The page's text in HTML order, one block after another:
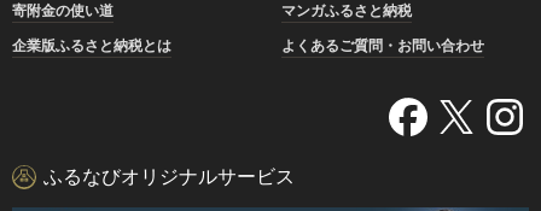
寄附金の使い道
マンガふるさと納税
企業版ふるさと納税とは
よくあるご質問・お問い合わせ
ふるなびオリジナルサービス